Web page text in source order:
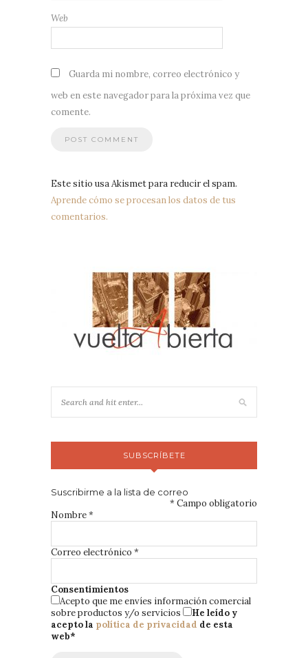
Web
Guarda mi nombre, correo electrónico y
web en este navegador para la próxima vez que
comente.
Este sitio usa Akismet para reducir el spam.
Aprende cómo se procesan los datos de tus
comentarios.
SUBSCRÍBETE
Suscribirme a la lista de correo
* Campo obligatorio
Nombre*
Correo electrónico *
Consentimientos
Acepto que me envíes información comercial
sobre productos y/o servicios
He leído y
acepto la política de privacidad de esta
web*